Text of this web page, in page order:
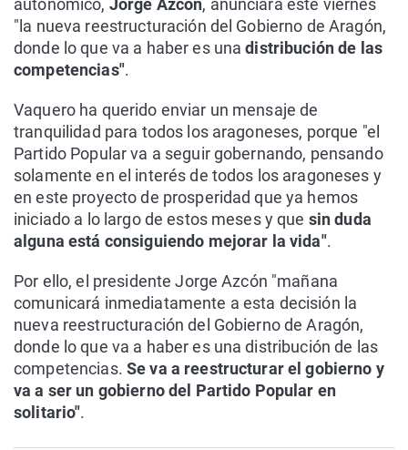
autonómico, Jorge Azcón, anunciará este viernes
"la nueva reestructuración del Gobierno de Aragón,
donde lo que va a haber es una distribución de las
competencias".
Vaquero ha querido enviar un mensaje de
tranquilidad para todos los aragoneses, porque "el
Partido Popular va a seguir gobernando, pensando
solamente en el interés de todos los aragoneses y
en este proyecto de prosperidad que ya hemos
iniciado a lo largo de estos meses y que sin duda
alguna está consiguiendo mejorar la vida".
Por ello, el presidente Jorge Azcón "mañana
comunicará inmediatamente a esta decisión la
nueva reestructuración del Gobierno de Aragón,
donde lo que va a haber es una distribución de las
competencias. Se va a reestructurar el gobierno y
va a ser un gobierno del Partido Popular en
solitario".